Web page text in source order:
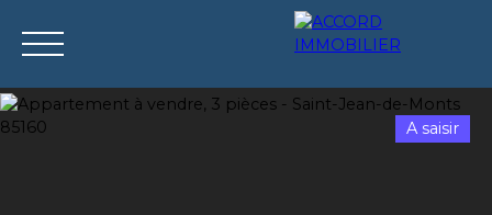
A saisir